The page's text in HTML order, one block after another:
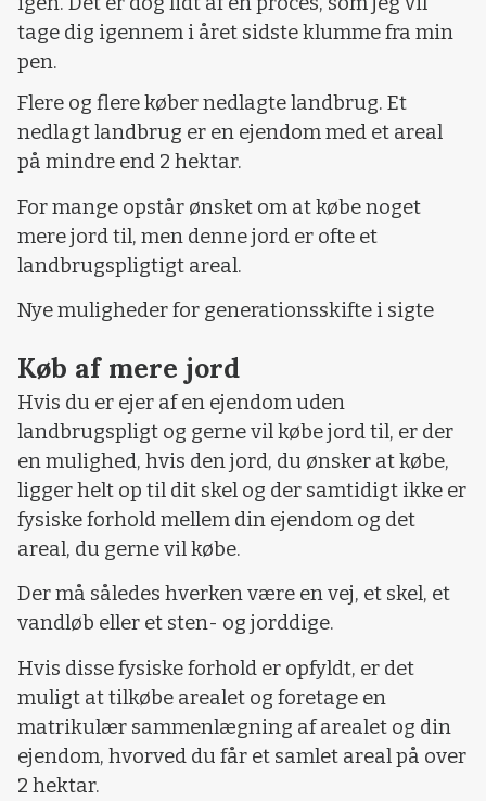
tage dig igennem i året sidste klumme fra min
pen.
Flere og flere køber nedlagte landbrug. Et
nedlagt landbrug er en ejendom med et areal
på mindre end 2 hektar.
For mange opstår ønsket om at købe noget
mere jord til, men denne jord er ofte et
landbrugspligtigt areal.
Nye muligheder for generationsskifte i sigte
Køb af mere jord
Hvis du er ejer af en ejendom uden
landbrugspligt og gerne vil købe jord til, er der
en mulighed, hvis den jord, du ønsker at købe,
ligger helt op til dit skel og der samtidigt ikke er
fysiske forhold mellem din ejendom og det
areal, du gerne vil købe.
Der må således hverken være en vej, et skel, et
vandløb eller et sten- og jorddige.
Hvis disse fysiske forhold er opfyldt, er det
muligt at tilkøbe arealet og foretage en
matrikulær sammenlægning af arealet og din
ejendom, hvorved du får et samlet areal på over
2 hektar.